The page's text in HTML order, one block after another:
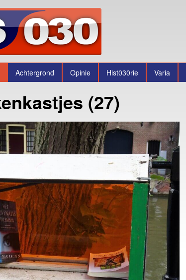
Achtergrond Opinie Hist030rie Varia
(27)